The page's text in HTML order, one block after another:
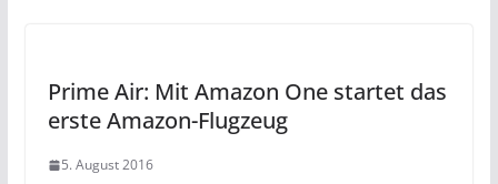
Prime Air: Mit Amazon One startet das
erste Amazon-Flugzeug
5. August 2016